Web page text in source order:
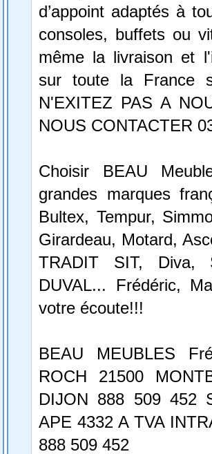
d’appoint adaptés à
consoles, buffets ou
même la livraison et
sur toute la France
N'EXITEZ PAS A
NOUS CONTACTER
Choisir BEAU
grandes marques
Bultex, Tempur,
Girardeau, Motard,
TRADIT SIT, Diva,
DUVAL... Frédéric,
votre écoute!!!
BEAU MEUBLES
ROCH 21500
DIJON 888 509 452
APE 4332 A TVA
888 509 452